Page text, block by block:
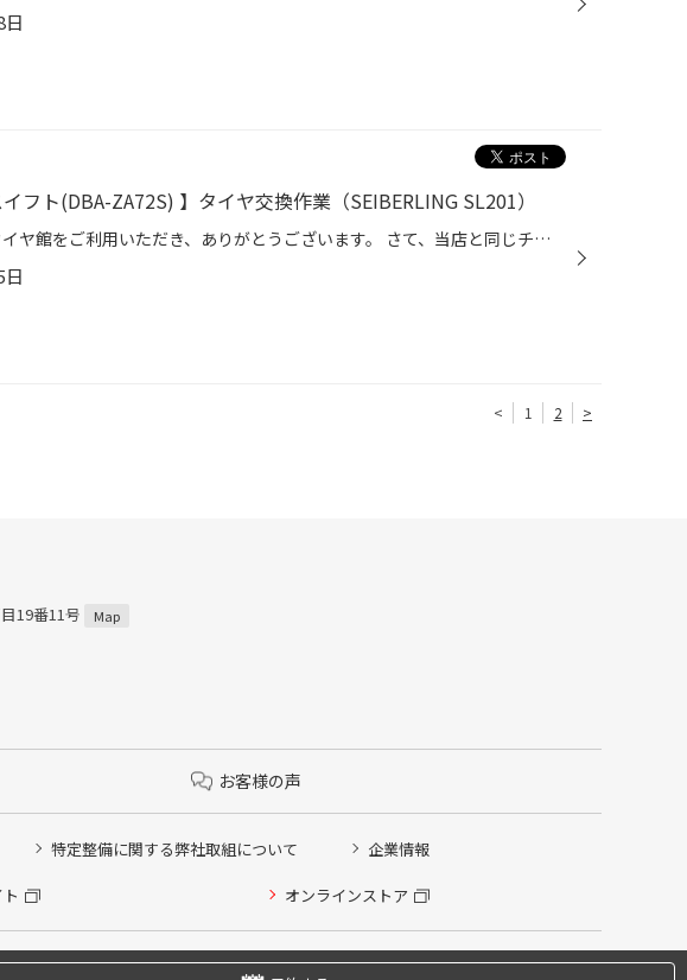
日
イフト(DBA-ZA72S) 】タイヤ交換作業（SEIBERLING SL201）
日頃より、タイヤ館をご利用いただき、ありがとうございます。 さて、当店と同じチェーン店の近隣タイヤ館店舗で作業いたしましたタイヤ交換をご紹介します。 （WEB掲載をご快諾いただきましたお客様！大変感謝しております。 いつもご愛顧いただき誠にありがとうございます！！） おクルマ：スズキ...
日
< 1 2 >
19番11号 Map
お客様の声
特定整備に関する弊社取組について 企業情報
オンラインストア